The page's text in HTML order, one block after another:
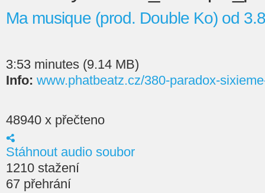
Ma musique (prod. Double Ko) od
3:53 minutes (9.14 MB)
Info: www.phatbeatz.cz/380-paradox-
48940 x přečteno
Stáhnout audio soubor
1210 stažení
67 přehrání